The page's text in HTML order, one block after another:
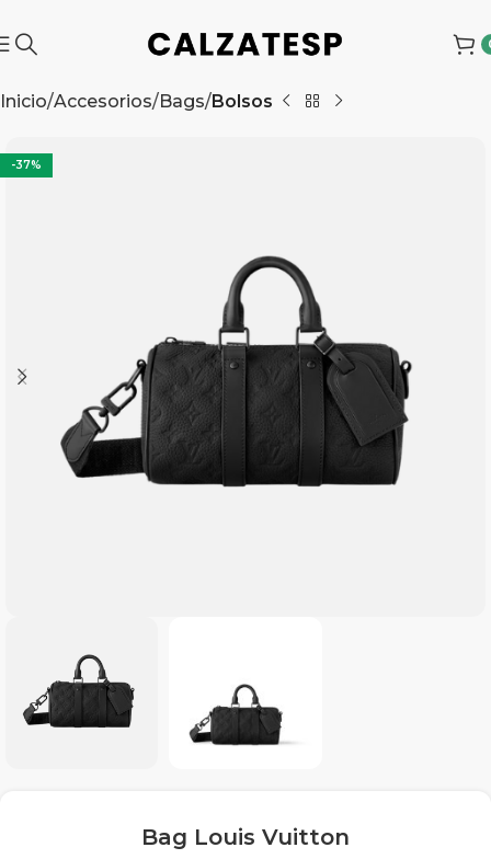
Inicio Accesorios Bags Bolsos
-37%
Bag Louis Vuitton